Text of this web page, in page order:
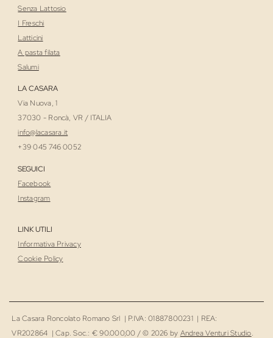
Senza Lattosio
I Freschi
Latticini
A pasta filata
Salumi
LA CASARA
Via Nuova, 1
37030 - Roncà, VR / ITALIA
info@lacasara.it
+39 045 746 0052
SEGUICI
Facebook
Instagram
LINK UTILI
Informativa Privacy
Cookie Policy
La Casara Roncolato Romano Srl | P.IVA: 01887800231 | REA:
VR202864 | Cap. Soc.: € 90.000,00 / © 2026 by Andrea Venturi Studio.